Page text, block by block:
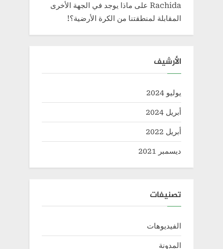
Rachida على ماذا يوجد في الجهة الأخرى
المقابلة لمنطقتنا من الكرة الأرضية؟!
الأرشيف
يوليو 2024
أبريل 2024
أبريل 2022
ديسمبر 2021
تصنيفات
الفيديوهات
المدونة